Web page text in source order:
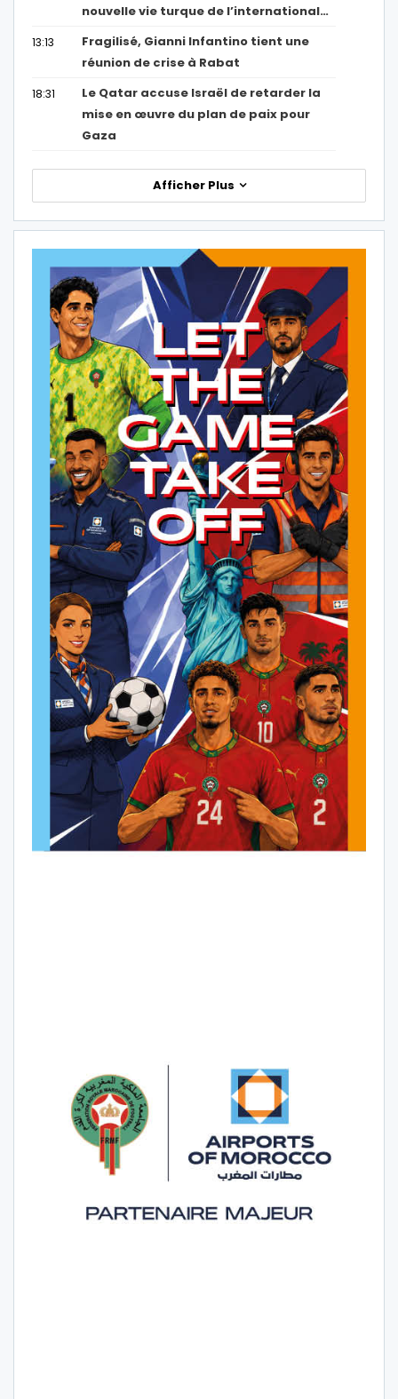
nouvelle vie turque de l’international…
13:13
Fragilisé, Gianni Infantino tient une
réunion de crise à Rabat
18:31
Le Qatar accuse Israël de retarder la
mise en œuvre du plan de paix pour
Gaza
Afficher Plus